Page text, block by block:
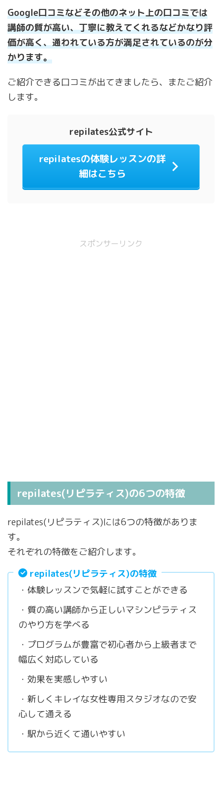
Google口コミなどその他のネット上の口コミでは
講師の質が高い、丁寧に教えてくれるなどかなり評
価が高く、通われている方が満足されているのが分
かります。
ご紹介できる口コミが出てきましたら、またご紹介
します。
repilates公式サイト
repilatesの体験レッスンの詳
細はこちら
スポンサーリンク
repilates(リピラティス)の6つの特徴
repilates(リピラティス)には6つの特徴がありま
す。
それぞれの特徴をご紹介します。
repilates(リピラティス)の特徴
・体験レッスンで気軽に試すことができる
・質の高い講師から正しいマシンピラティス
のやり方を学べる
・プログラムが豊富で初心者から上級者まで
幅広く対応している
・効果を実感しやすい
・新しくキレイな女性専用スタジオなので安
心して通える
・駅から近くて通いやすい